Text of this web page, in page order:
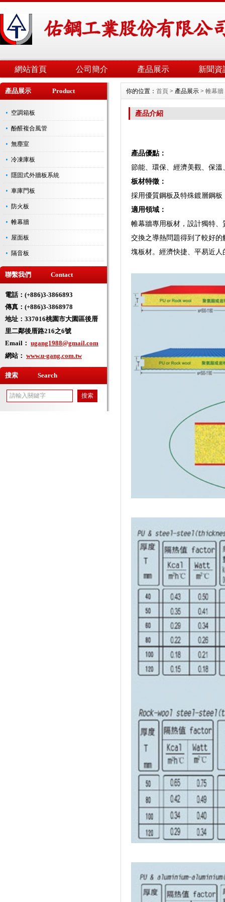
網站首頁 公司簡介 產品展示 新聞資
產品展示 Product
空調箱板
酚醛複合風管
無塵室
冷凍庫板
隱固式外牆板系統
車庫門板
防火板
帷幕牆
屋面板
隔音板
聯繫我們 Contact
電話：(+886)3-3866893
傳真：(+886)3-3868978
地址： 337016桃園市大園區後厝
里二鄰後厝路216之6號
Email： ugang1988@gmail.com
網站： www.u-gang.com.tw
搜索 Search
你的位置： 首頁 > 產品展示 > 帷幕牆
產品介紹
產品優點：
節能、環保、經濟美觀、保
板材特徵：
採用優質鋼板及特殊鍍層鋼
適用領域：
帷幕牆專用板材，設計獨特
交換之導熱問題得到了較好
塊板材。經濟快捷、平易近